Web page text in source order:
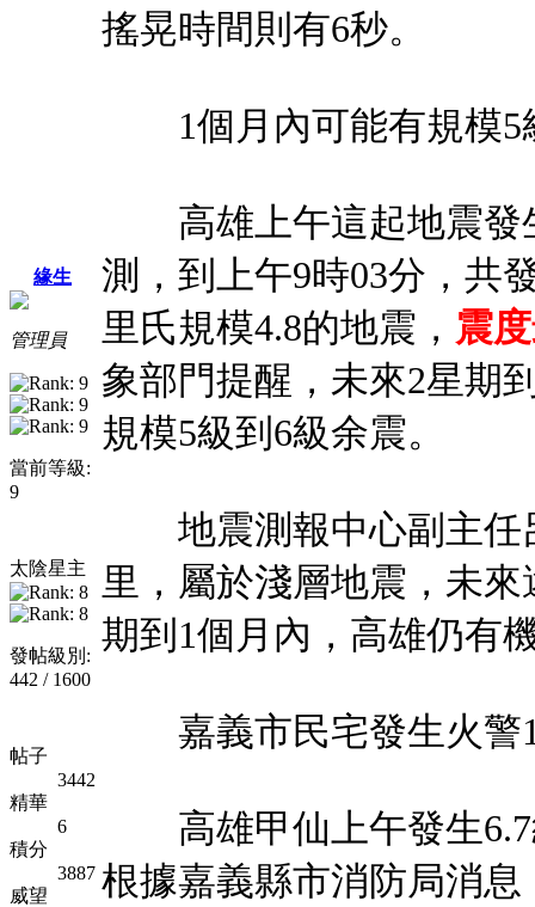
緣生
管理員
當前等級:
9
太陰星主
發帖級別:
442 / 1600
帖子
3442
精華
6
積分
3887
威望
搖晃時間則有6秒。
1個月內可能有規模5
高雄上午這起地震發
測，到上午9時03分，共
里氏規模4.8的地震， 震
象部門提醒，未來2星期
規模5級到6級余震。
地震測報中心副主任
里，屬於淺層地震，未
期到1個月內，高雄仍有
嘉義市民宅發生火警
高雄甲仙上午發生6.7
根據嘉義縣市消防局消